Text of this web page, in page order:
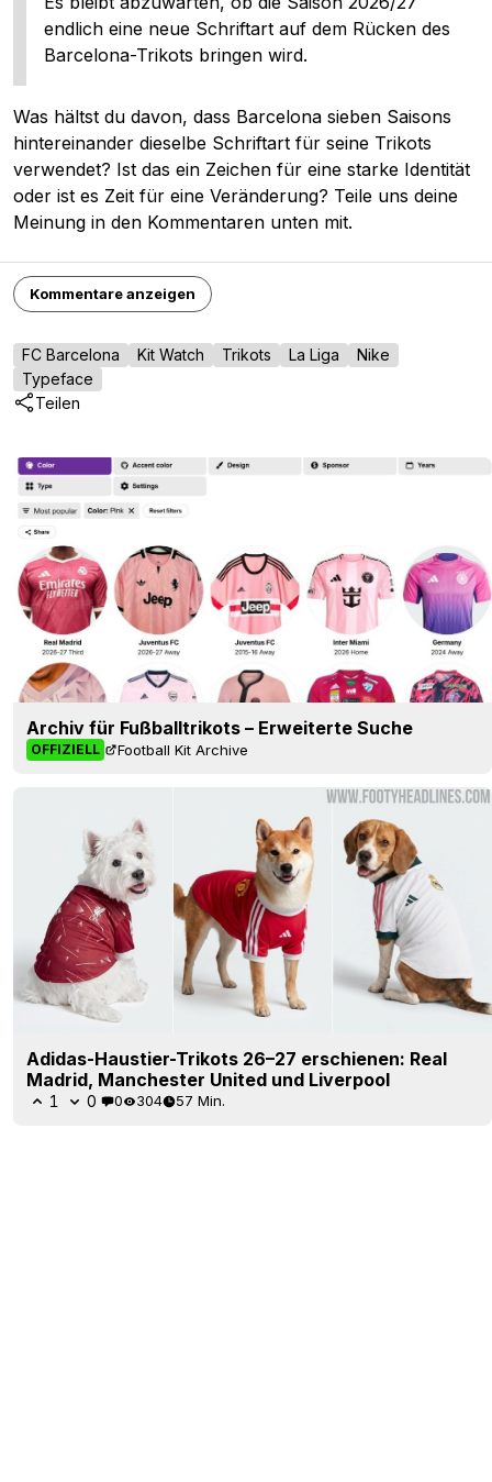
endlich eine neue Schriftart auf dem Rücken des
Barcelona-Trikots bringen wird.
Was hältst du davon, dass Barcelona sieben Saisons
hintereinander dieselbe Schriftart für seine Trikots
verwendet? Ist das ein Zeichen für eine starke Identität
oder ist es Zeit für eine Veränderung? Teile uns deine
Meinung in den Kommentaren unten mit.
Kommentare anzeigen
FC Barcelona Kit Watch Trikots La Liga
Nike
Typeface
Teilen
Archiv für Fußballtrikots – Erweiterte Suche
OFFIZIELL Football Kit Archive
Adidas-Haustier-Trikots 26–27 erschienen: Real
Madrid, Manchester United und Liverpool
1 0 0 304 57 Min.